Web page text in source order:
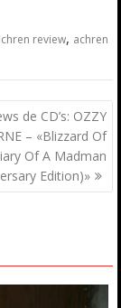
review, achren
de CD’s: OZZY
– «Blizzard Of
Of A Madman
Edition)»